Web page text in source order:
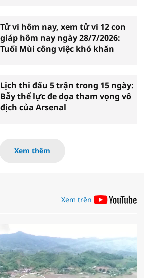
Tử vi hôm nay, xem tử vi 12 con
giáp hôm nay ngày 28/7/2026:
Tuổi Mùi công việc khó khăn
Lịch thi đấu 5 trận trong 15 ngày:
Bẫy thể lực đe dọa tham vọng vô
địch của Arsenal
Xem thêm
Xem trên